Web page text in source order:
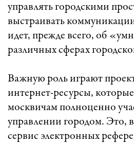
управлять городскими
выстраивать
идет, прежде всего, об
различных сферах
Важную роль играют
интернет-ресурсы,
москвичам полноценно
управлении городом. Это,
сервис электронных